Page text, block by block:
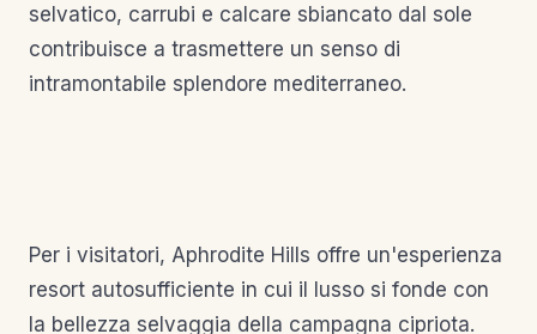
selvatico, carrubi e calcare sbiancato dal sole
contribuisce a trasmettere un senso di
intramontabile splendore mediterraneo.
Per i visitatori, Aphrodite Hills offre un'esperienza
resort autosufficiente in cui il lusso si fonde con
la bellezza selvaggia della campagna cipriota.